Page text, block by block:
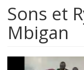
Sons et
Mbigan